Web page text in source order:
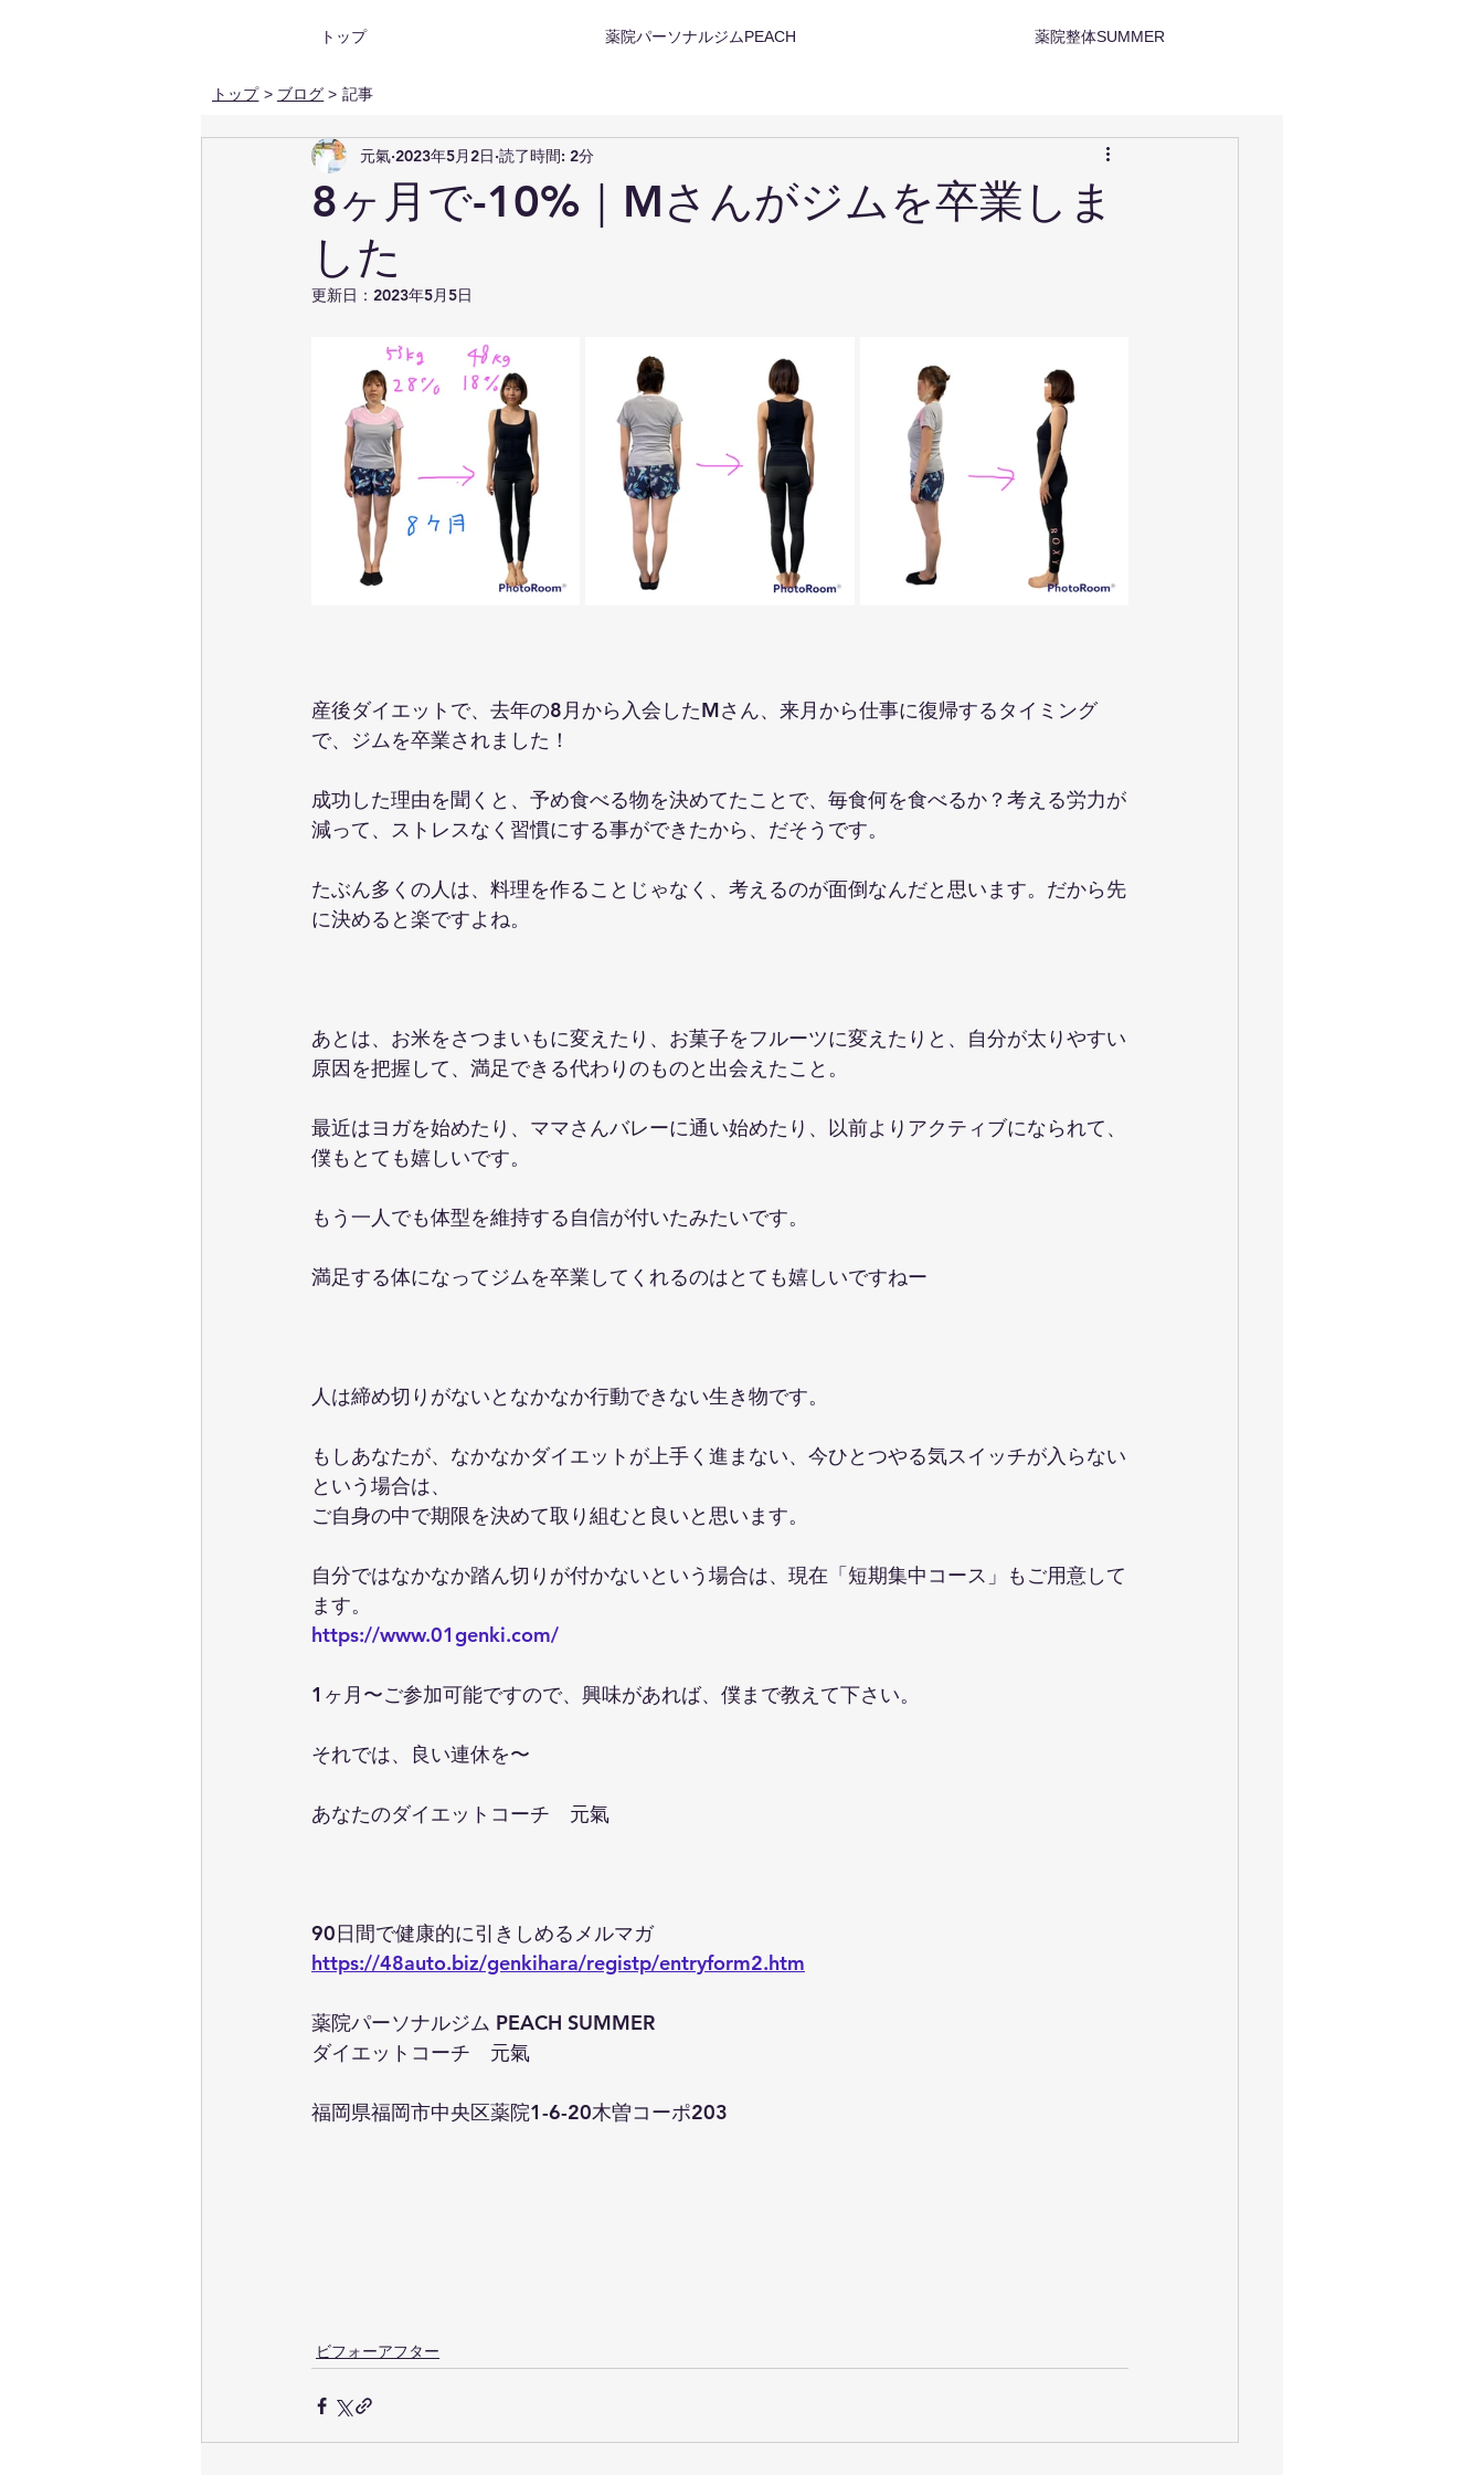
トップ 薬院パーソナルジムPEACH 薬院整体SUMMER
トップ> ブログ > 記事
8ヶ月で-10%｜Mさんがジムを卒業しま
した
元氣 2023年5月2日 読了時間: 2分
更新日： 2023年5月5日
産後ダイエットで、去年の8月から入会したMさん、来月から仕事に復帰するタイミング
で、ジムを卒業されました！
成功した理由を聞くと、予め食べる物を決めてたことで、毎食何を食べるか？考える労力が
減って、ストレスなく習慣にする事ができたから、だそうです。
たぶん多くの人は、料理を作ることじゃなく、考えるのが面倒なんだと思います。だから先
に決めると楽ですよね。
あとは、お米をさつまいもに変えたり、お菓子をフルーツに変えたりと、自分が太りやすい
原因を把握して、満足できる代わりのものと出会えたこと。
最近はヨガを始めたり、ママさんバレーに通い始めたり、以前よりアクティブになられて、
僕もとても嬉しいです。
もう一人でも体型を維持する自信が付いたみたいです。
満足する体になってジムを卒業してくれるのはとても嬉しいですねー
人は締め切りがないとなかなか行動できない生き物です。
もしあなたが、なかなかダイエットが上手く進まない、今ひとつやる気スイッチが入らない
という場合は、
ご自身の中で期限を決めて取り組むと良いと思います。
自分ではなかなか踏ん切りが付かないという場合は、現在「短期集中コース」もご用意して
ます。
https://www.01genki.com/
1ヶ月〜ご参加可能ですので、興味があれば、僕まで教えて下さい。
それでは、良い連休を〜
あなたのダイエットコーチ　元氣
90日間で健康的に引きしめるメルマガ
https://48auto.biz/genkihara/registp/entryform2.htm
薬院パーソナルジム PEACH SUMMER
ダイエットコーチ　元氣
福岡県福岡市中央区薬院1-6-20木曽コーポ203
ビフォーアフター